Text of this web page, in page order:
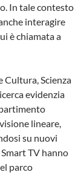
In tale contesto
interagire
è chiamata a
Cultura, Scienza
evidenzia
lineare,
su nuovi
TV hanno
parco